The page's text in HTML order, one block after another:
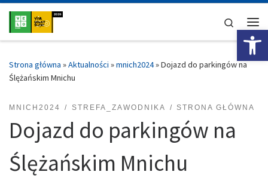
Przejdź do treści
Search
Strona główna »Aktualności »mnich2024»Dojazd do parkingów na
Ślężańskim Mnichu
MNICH2024 STREFA_ZAWODNIKA STRONA GŁÓWNA
Dojazd do parkingów na
Ślężańskim Mnichu